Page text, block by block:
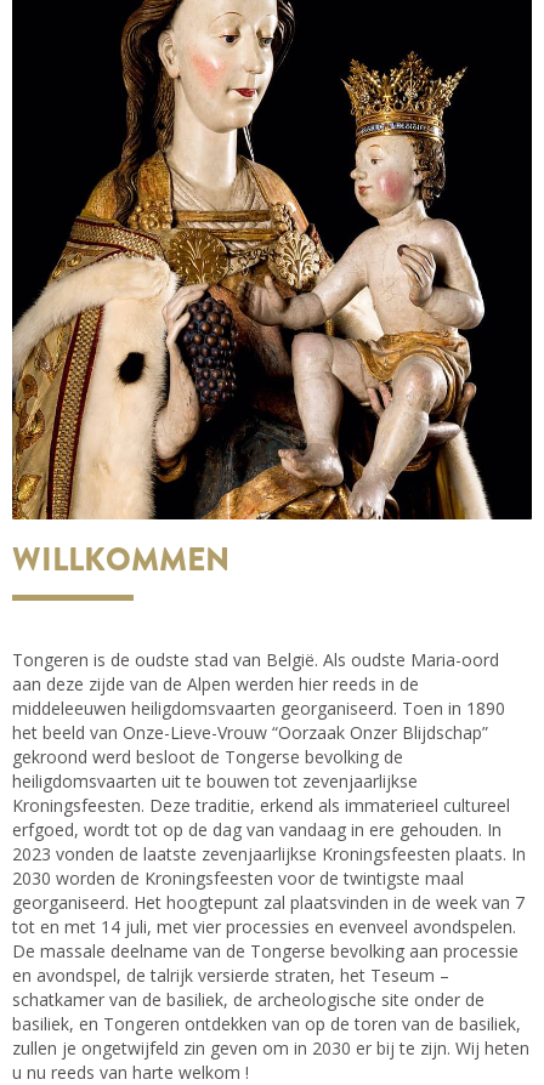
WILLKOMMEN
Tongeren is de oudste stad van België. Als oudste Maria-oord
aan deze zijde van de Alpen werden hier reeds in de
middeleeuwen heiligdomsvaarten georganiseerd. Toen in 1890
het beeld van Onze-Lieve-Vrouw “Oorzaak Onzer Blijdschap”
gekroond werd besloot de Tongerse bevolking de
heiligdomsvaarten uit te bouwen tot zevenjaarlijkse
Kroningsfeesten. Deze traditie, erkend als immaterieel cultureel
erfgoed, wordt tot op de dag van vandaag in ere gehouden. In
2023 vonden de laatste zevenjaarlijkse Kroningsfeesten plaats. In
2030 worden de Kroningsfeesten voor de twintigste maal
georganiseerd. Het hoogtepunt zal plaatsvinden in de week van 7
tot en met 14 juli, met vier processies en evenveel avondspelen.
De massale deelname van de Tongerse bevolking aan processie
en avondspel, de talrijk versierde straten, het Teseum –
schatkamer van de basiliek, de archeologische site onder de
basiliek, en Tongeren ontdekken van op de toren van de basiliek,
zullen je ongetwijfeld zin geven om in 2030 er bij te zijn. Wij heten
u nu reeds van harte welkom !